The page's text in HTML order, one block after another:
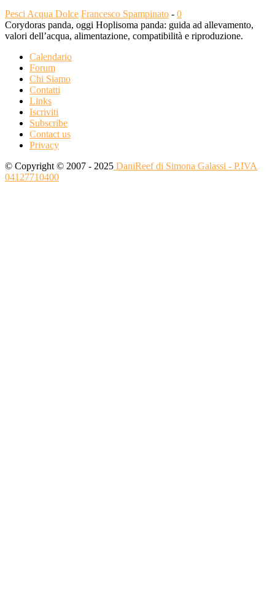
Pesci Acqua Dolce Francesco Spampinato - 0
Corydoras panda, oggi Hoplisoma panda: guida ad allevamento,
valori dell’acqua, alimentazione, compatibilità e riproduzione.
Calendario
Forum
Chi Siamo
Contatti
Links
Iscriviti
Subscribe
Contact us
Privacy
© Copyright © 2007 - 2025 DaniReef di Simona Galassi - P.IVA
04127710400